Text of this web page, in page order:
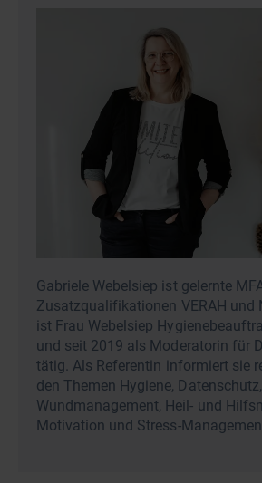
Gabriele Webelsiep ist gelernte
Zusatzqualifikationen VERAH und
ist Frau Webelsiep
und seit 2019 als Moderatorin für
tätig. Als Referentin informiert sie
den Themen Hygiene, Datenschutz,
Wundmanagement, Heil- und
Motivation und Stress-